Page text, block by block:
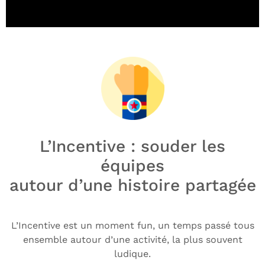
L’Incentive : souder les
équipes
autour d’une histoire partagée
L’Incentive est un moment fun, un temps passé tous
ensemble autour d’une activité, la plus souvent
ludique.